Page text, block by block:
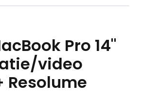
Pro 14"
video
Resolume